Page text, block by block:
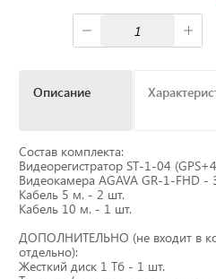
Приборные панели
GPS и ГЛОНАСС
Датчики уровня топлива
Блоки СКЗИ (НКМ)
Описание
Состав комплекта:
Видеорегистратор ST-1-04
Видеокамера AGAVA GR-1-FHD -
Кабель 5 м. - 2 шт.
Кабель 10 м. - 1 шт.
ДОПОЛНИТЕЛЬНО (не входит в
отдельно):
Жесткий диск 1 Тб - 1 шт.